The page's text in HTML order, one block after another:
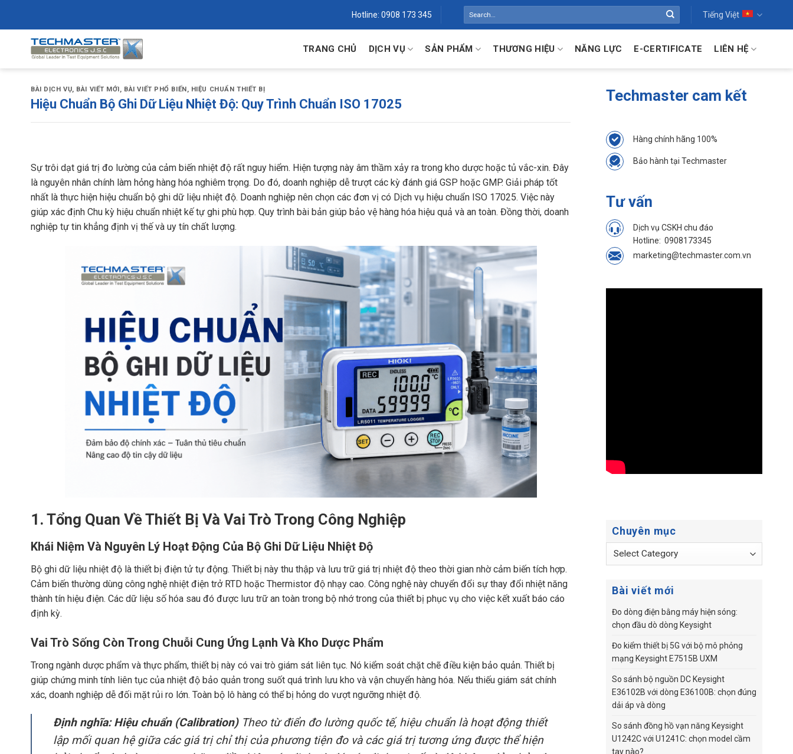
Hotline: 0908 173 345 Tiếng Việt
TRANG CHỦ DỊCH VỤ SẢN PHẨM THƯƠNG HIỆU NĂNG LỰC E-CERTIFICATE LIÊN HỆ
BÀI DỊCH VỤ, BÀI VIẾT MỚI, BÀI VIẾT PHỔ BIẾN, HIỆU CHUẨN THIẾT BỊ
Hiệu Chuẩn Bộ Ghi Dữ Liệu Nhiệt Độ: Quy Trình Chuẩn ISO 17025
Sự trôi dạt giá trị đo lường của cảm biến nhiệt độ rất nguy hiểm. Hiện tượng này âm thầm xảy ra trong kho dược hoặc tủ vắc-xin. Đây
là nguyên nhân chính làm hỏng hàng hóa nghiêm trọng. Do đó, doanh nghiệp dễ trượt các kỳ đánh giá GSP hoặc GMP. Giải pháp tốt
nhất là thực hiện hiệu chuẩn bộ ghi dữ liệu nhiệt độ. Doanh nghiệp nên chọn các đơn vị có Dịch vụ hiệu chuẩn ISO 17025. Việc này
giúp xác định Chu kỳ hiệu chuẩn nhiệt kế tự ghi phù hợp. Quy trình bài bản giúp bảo vệ hàng hóa hiệu quả và an toàn. Đồng thời, doanh
nghiệp tự tin khẳng định vị thế và uy tín chất lượng.
1. Tổng Quan Về Thiết Bị Và Vai Trò Trong Công Nghiệp
Khái Niệm Và Nguyên Lý Hoạt Động Của Bộ Ghi Dữ Liệu Nhiệt Độ
Bộ ghi dữ liệu nhiệt độ là thiết bị điện tử tự động. Thiết bị này thu thập và lưu trữ giá trị nhiệt độ theo thời gian nhờ cảm biến tích hợp.
Cảm biến thường dùng công nghệ nhiệt điện trở RTD hoặc Thermistor độ nhạy cao. Công nghệ này chuyển đổi sự thay đổi nhiệt năng
thành tín hiệu điện. Các dữ liệu số hóa sau đó được lưu trữ an toàn trong bộ nhớ trong của thiết bị phục vụ cho việc kết xuất báo cáo
định kỳ.
Vai Trò Sống Còn Trong Chuỗi Cung Ứng Lạnh Và Kho Dược Phẩm
Trong ngành dược phẩm và thực phẩm, thiết bị này có vai trò giám sát liên tục. Nó kiểm soát chặt chẽ điều kiện bảo quản. Thiết bị
giúp chứng minh tính liên tục của nhiệt độ bảo quản trong suốt quá trình lưu kho và vận chuyển hàng hóa. Nếu thiếu giám sát chính
xác, doanh nghiệp dễ đối mặt rủi ro lớn. Toàn bộ lô hàng có thể bị hỏng do vượt ngưỡng nhiệt độ.
Định nghĩa: Hiệu chuẩn (Calibration)Theo từ điển đo lường quốc tế, hiệu chuẩn là hoạt động thiết
lập mối quan hệ giữa các giá trị chỉ thị của phương tiện đo và các giá trị tương ứng được thể hiện
Techmaster cam kết
Hàng chính hãng 100%
Bảo hành tại Techmaster
Tư vấn
Dịch vụ CSKH chu đáo
Hotline: 0908173345
marketing@techmaster.com.vn
Chuyên mục
Chuyên
Bài viết mới
Đo dòng điện bằng máy hiện sóng:
chọn đầu dò dòng Keysight
Đo kiểm thiết bị 5G với bộ mô phỏng
mạng Keysight E7515B UXM
So sánh bộ nguồn DC Keysight
E36102B với dòng E36100B: chọn đúng
dải áp và dòng
So sánh đồng hồ vạn năng Keysight
U1242C với U1241C: chọn model cầm
tay nào?